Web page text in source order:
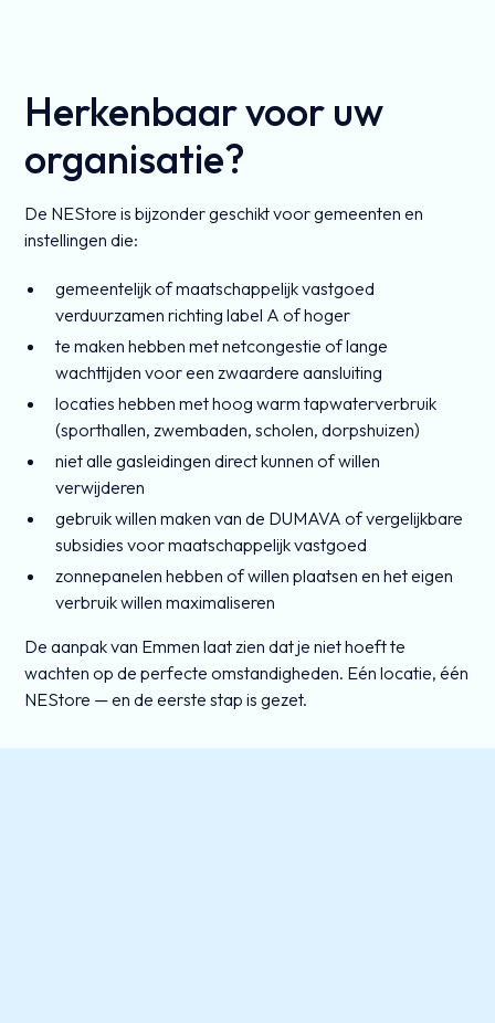
Herkenbaar voor uw
organisatie?
De NEStore is bijzonder geschikt voor gemeenten en
instellingen die:
gemeentelijk of maatschappelijk vastgoed
verduurzamen richting label A of hoger
te maken hebben met netcongestie of lange
wachttijden voor een zwaardere aansluiting
locaties hebben met hoog warm tapwaterverbruik
(sporthallen, zwembaden, scholen, dorpshuizen)
niet alle gasleidingen direct kunnen of willen
verwijderen
gebruik willen maken van de DUMAVA of vergelijkbare
subsidies voor maatschappelijk vastgoed
zonnepanelen hebben of willen plaatsen en het eigen
verbruik willen maximaliseren
De aanpak van Emmen laat zien dat je niet hoeft te
wachten op de perfecte omstandigheden. Eén locatie, één
NEStore — en de eerste stap is gezet.